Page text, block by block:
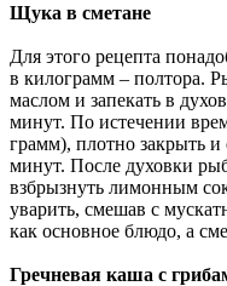
Щука в сметане
Для этого рецепта
в килограмм – полтора.
маслом и запекать в
минут. По истечении
грамм), плотно закрыть и
минут. После духовки
взбрызнуть лимонным
уварить, смешав с
как основное блюдо, а
Гречневая каша с